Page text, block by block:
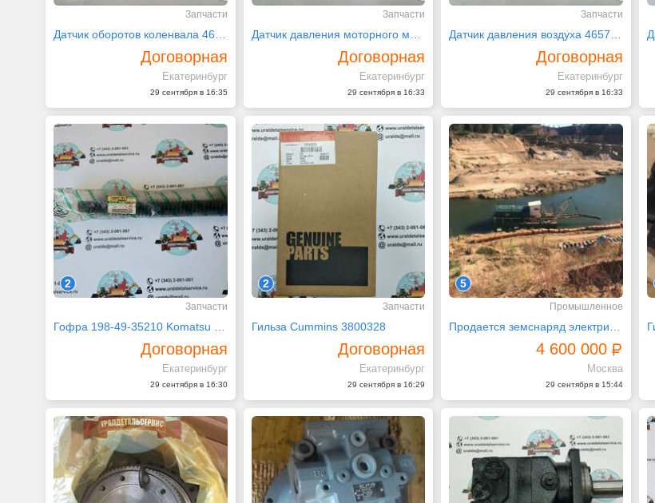
Запчасти
Договорная
Екатеринбург
29 сентября в 16:35
Запчасти
Договорная
Екатеринбург
29 сентября в 16:33
Запчасти
Договорная
Екатеринбург
29 сентября в 16:33
2
Запчасти
Договорная
Екатеринбург
29 сентября в 16:30
2
Запчасти
Гильза Cummins 3800328
Договорная
Екатеринбург
29 сентября в 16:29
5
Промышленное
4 600 000
Москва
29 сентября в 15:44